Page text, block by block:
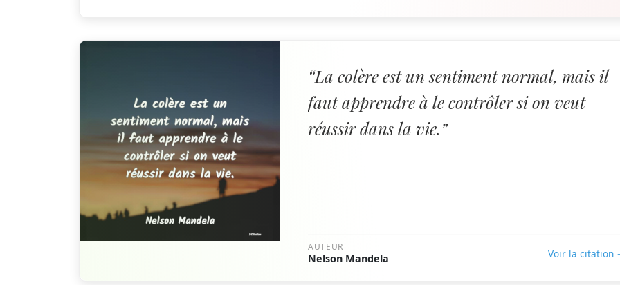
“La colère est un sentiment normal, mais il
faut apprendre à le contrôler si on veut
réussir dans la vie.”
AUTEUR
Nelson Mandela Voir la citation